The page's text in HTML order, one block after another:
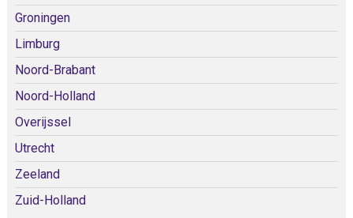
Groningen
Limburg
Noord-Brabant
Noord-Holland
Overijssel
Utrecht
Zeeland
Zuid-Holland